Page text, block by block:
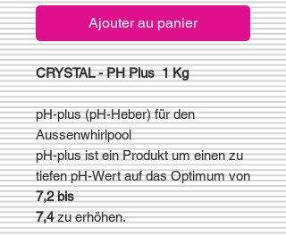
Ajouter au panier
CRYSTAL - PH Plus 1 Kg
pH-plus (pH-Heber) für den
Aussenwhirlpool
pH-plus ist ein Produkt um einen zu
tiefen pH-Wert auf das Optimum von
7,2 bis
7,4zu erhöhen.